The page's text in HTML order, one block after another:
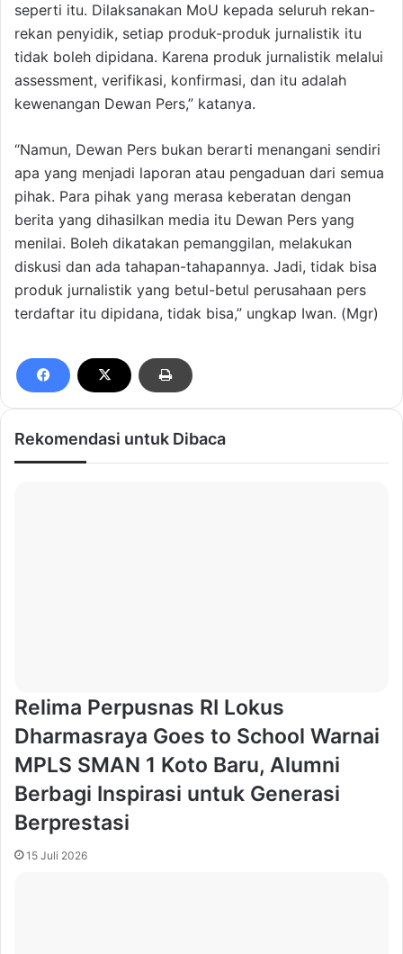
seperti itu. Dilaksanakan MoU kepada seluruh rekan-
rekan penyidik, setiap produk-produk jurnalistik itu
tidak boleh dipidana. Karena produk jurnalistik melalui
assessment, verifikasi, konfirmasi, dan itu adalah
kewenangan Dewan Pers,” katanya.
“Namun, Dewan Pers bukan berarti menangani sendiri
apa yang menjadi laporan atau pengaduan dari semua
pihak. Para pihak yang merasa keberatan dengan
berita yang dihasilkan media itu Dewan Pers yang
menilai. Boleh dikatakan pemanggilan, melakukan
diskusi dan ada tahapan-tahapannya. Jadi, tidak bisa
produk jurnalistik yang betul-betul perusahaan pers
terdaftar itu dipidana, tidak bisa,” ungkap Iwan. (Mgr)
Rekomendasi untuk Dibaca
Relima Perpusnas RI Lokus
Dharmasraya Goes to School Warnai
MPLS SMAN 1 Koto Baru, Alumni
Berbagi Inspirasi untuk Generasi
Berprestasi
15 Juli 2026